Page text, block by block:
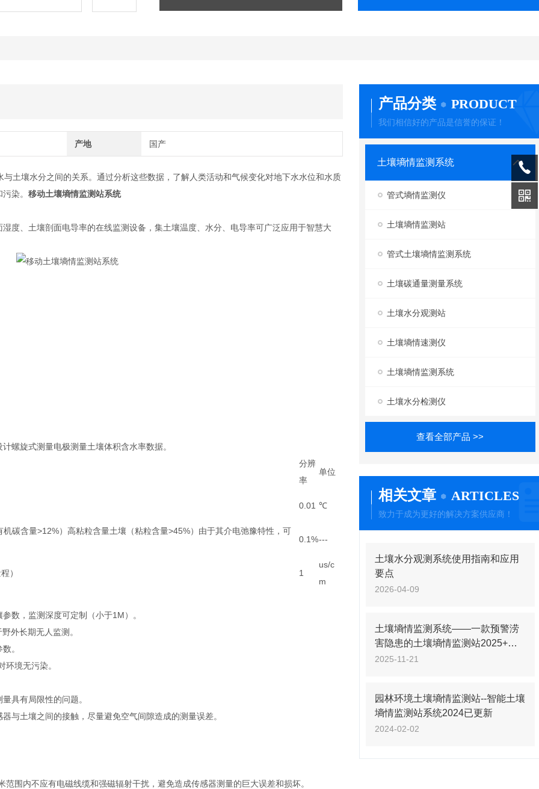
产地 国产
土壤水分之间的关系。通过分析这些数据，了解人类活动和气候变化对地下水水位和水质
染。 移动土壤墒情监测站系统
、土壤剖面电导率的在线监测设备，集土壤温度、水分、电导率可广泛应用于智慧大
旋式测量电极测量土壤体积含水率数据。
分辨
率
单位
0.01 ℃
碳含量>12%）高粘粒含量土壤（粘粒含量>45%）由于其介电弛豫特性，可
0.1%---
） 1
us/c
m
，监测深度可定制（小于1M）。
长期无人监测。
。
境无污染。
有局限性的问题。
土壤之间的接触，尽量避免空气间隙造成的测量误差。
内不应有电磁线缆和强磁辐射干扰，避免造成传感器测量的巨大误差和损坏。
产品分类 PRODUCT
我们相信好的产品是信誉的保证！
土壤墒情监测系统
管式墒情监测仪
土壤墒情监测站
管式土壤墒情监测系统
土壤碳通量测量系统
土壤水分观测站
土壤墒情速测仪
土壤墒情监测系统
土壤水分检测仪
查看全部产品 >>
相关文章 ARTICLES
致力于成为更好的解决方案供应商！
土壤水分观测系统使用指南和应用
要点
2026-04-09
土壤墒情监测系统——一款预警涝
害隐患的土壤墒情监测站2025+派
+送
2025-11-21
园林环境土壤墒情监测站--智能土壤
墒情监测站系统2024已更新
2024-02-02